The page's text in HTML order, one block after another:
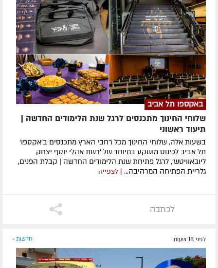
באקספו תל אביב
שלוחי החינוך מתכנסים לרגל שנת הלימודים החדשה |
תיעוד ראשוני
בשעות אלה, שלוחי החינוך מכל רחבי הארץ מתכנסים ב'אקספו'
תל אביב לכינוס מושקע במיוחד של 'רשת אהלי יוסף יצחק
ליובאוויטש', לרגל פתיחת שנת הלימודים החדשה | קבלת הפנים,
גלריית הפתיחה המרהיבה...
| לצפייה
לכתבה
לפני 18 שעות חדשות »